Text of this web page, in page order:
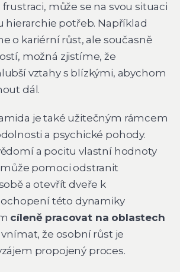
může se na svou situaci
hierarchie potřeb. Například
o kariérní růst, ale současně
možná zjistíme, že
vztahy s blízkými, abychom
dál.
je také užitečným rámcem
a psychické pohody.
a pocitu vlastní hodnoty
pomoci odstranit
a otevřít dveře k
této dynamiky
cíleně pracovat na oblastech
vnímat, že osobní růst je
propojený proces.